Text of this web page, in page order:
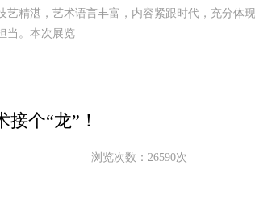
精湛，艺术语言丰富，内容紧跟时代，充分体
当。本次展览
个“龙”！
浏览次数：26590次